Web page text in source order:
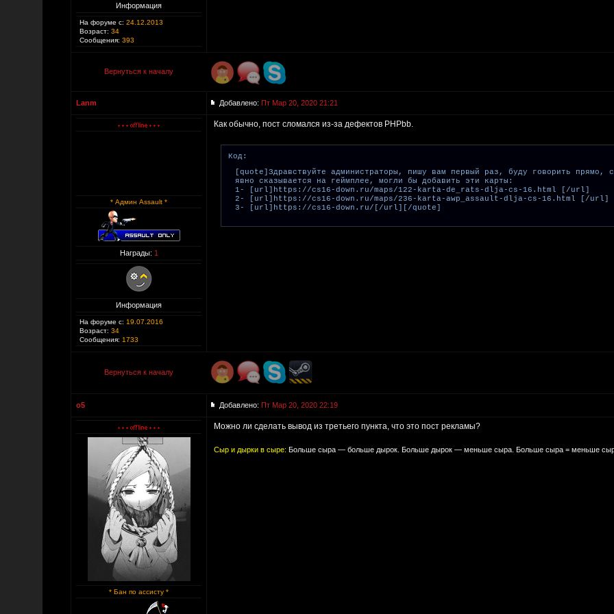
Информация
На форуме с: 24.12.2013
Возраст: 34
Сообщения: 393
Вернуться к началу
Lanm Добавлено: Пт Мар 20, 2020 21:21
* Админ Assault *
Награды: 1
Информация
На форуме с: 19.07.2016
Возраст: 34
Сообщения: 1733
Как обычно, пост сломался из-за дефектов PHPbb.
Код:
[quote]Здравствуйте администраторы, пишу вам первый раз, буду говорить прямо,
явно сказывается на геймплее, могли бы добавить эти карты:
1- [url]https://cs16-down.ru/maps/122-karta-de_rats-dlja-cs-16.html [/url]
2- [url]https://cs16-down.ru/maps/236-karta-awp_assault-dlja-cs-16.html [/url]
3- [url]https://cs16-down.ru/[/url][/quote]
Вернуться к началу
o5 Добавлено: Пт Мар 20, 2020 22:19
* Бан по ассисту *
Можно ли сделать вывод из третьего пункта, что это пост рекламы?
Сыр и дырки в сыре: Больше сыра — больше дырок. Больше дырок — меньше сыра. Больше сыра = меньше